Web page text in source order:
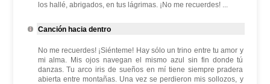
los hallé, abrigados, en tus lágrimas. ¡No me recuerdes! ...
Canción hacia dentro
No me recuerdes! ¡Siénteme! Hay sólo un trino entre tu amor y
mi alma. Mis ojos navegan el mismo azul sin fin donde tú
danzas. Tu arco iris de sueños en mí tiene siempre pradera
abierta entre montañas. Una vez se perdieron mis sollozos, y